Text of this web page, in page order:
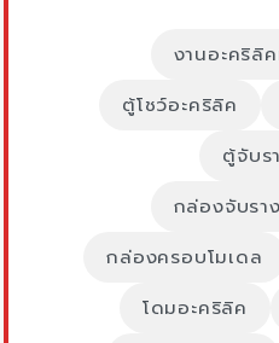
งานอะคริลิ
ตู้โชว์อะคริลิค
ตู้จับร
กล่องจับรา
กล่องครอบโมเดล
โดมอะคริลิค